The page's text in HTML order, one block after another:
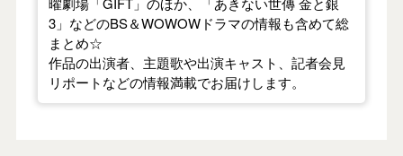
3」などのBS＆WOWOWドラマの情報も含めて総
まとめ☆
作品の出演者、主題歌や出演キャスト、記者会見
リポートなどの情報満載でお届けします。